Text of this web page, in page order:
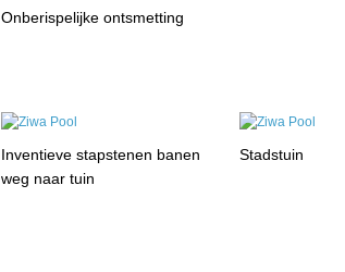
Onberispelijke ontsmetting
Inventieve stapstenen banen
weg naar tuin
Stadstuin